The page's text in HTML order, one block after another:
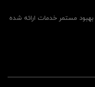
بهبود مستمر خدمات ارائه شده